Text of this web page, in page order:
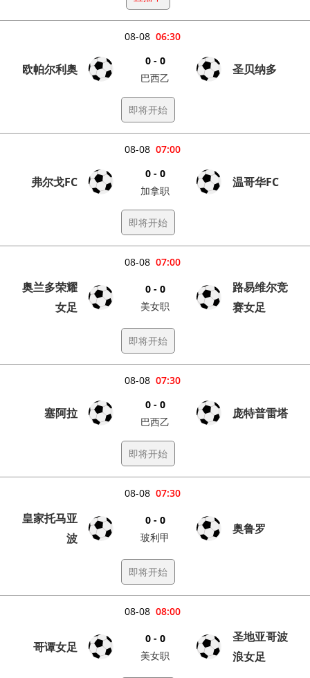
06:30
08-08
欧帕尔利奥
0 - 0
巴西乙
圣贝纳多
即将开始
07:00
08-08
弗尔戈FC
0 - 0
加拿职
温哥华FC
即将开始
07:00
08-08
奥兰多荣耀
女足
0 - 0
美女职
路易维尔竞
赛女足
即将开始
07:30
08-08
塞阿拉
0 - 0
巴西乙
庞特普雷塔
即将开始
07:30
08-08
皇家托马亚
波
0 - 0
玻利甲
奥鲁罗
即将开始
08:00
08-08
哥谭女足
0 - 0
美女职
圣地亚哥波
浪女足